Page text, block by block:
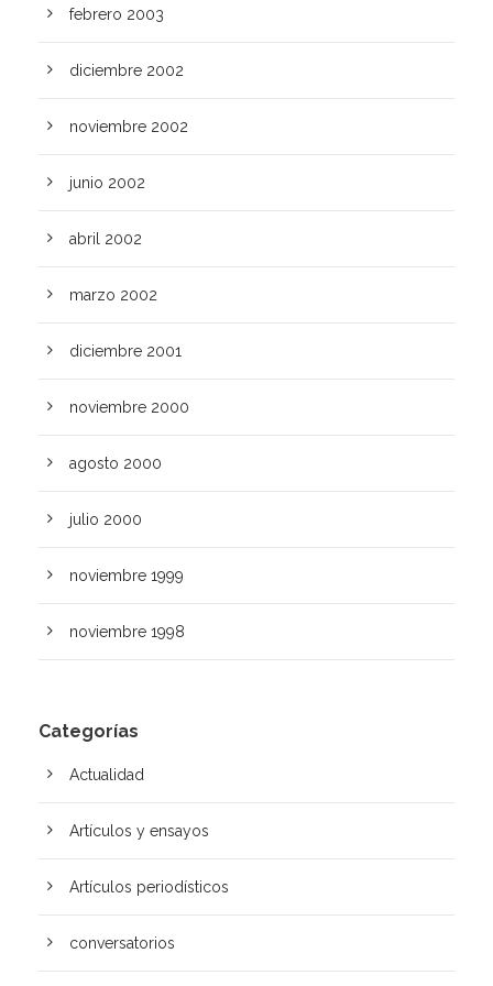
febrero 2003
diciembre 2002
noviembre 2002
junio 2002
abril 2002
marzo 2002
diciembre 2001
noviembre 2000
agosto 2000
julio 2000
noviembre 1999
noviembre 1998
Categorías
Actualidad
Artículos y ensayos
Artí­culos periodísticos
conversatorios